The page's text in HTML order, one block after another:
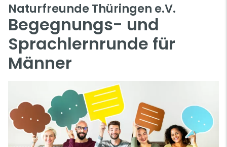
Naturfreunde Thüringen e.V.
Begegnungs- und
Sprachlernrunde für
Männer